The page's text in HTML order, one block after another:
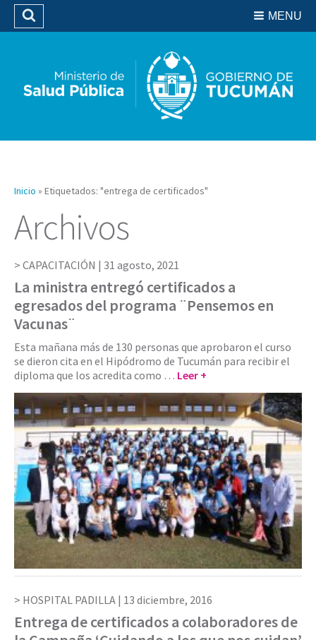
Biblioteca
MENU
Buscar
Inicio » Etiquetados: "entrega de certificados"
Archivos
CAPACITACIÓN | 31 agosto, 2021
La ministra entregó certificados a
egresados del programa ¨Pensemos en
Vacunas¨
Esta mañana más de 130 personas que aprobaron el curso
se dieron cita en el Hipódromo de Tucumán para recibir el
diploma que los acredita como … Leer +
HOSPITAL PADILLA | 13 diciembre, 2016
Entrega de certificados a colaboradores de